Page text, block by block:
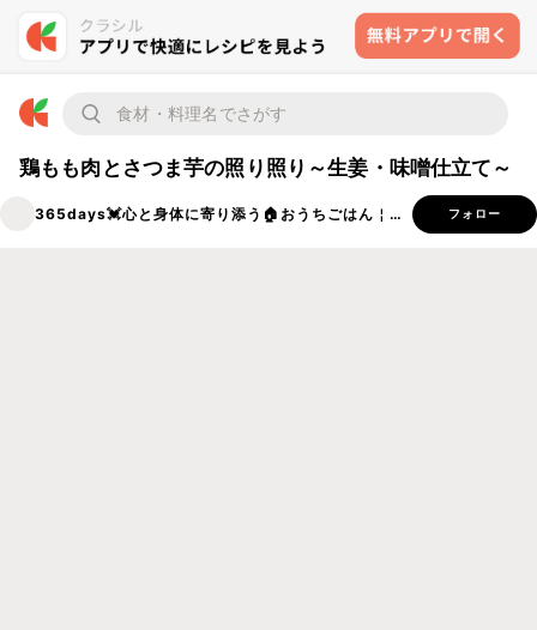
鶏もも肉とさつま芋の照り照り～生姜・味噌仕立て～
365days💓‪心と身体に寄り添う🏠おうちごはん￤穂ノcafe フォロー